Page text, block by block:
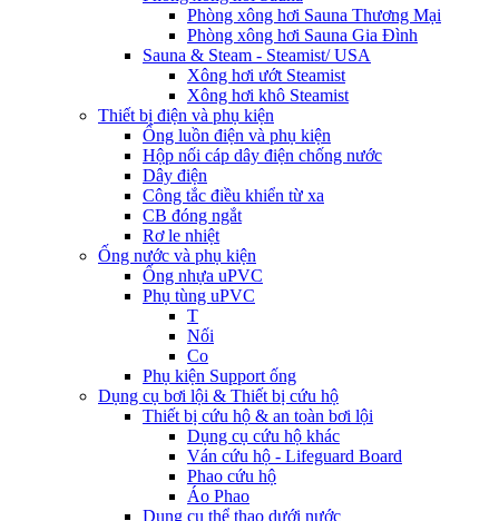
Phòng xông hơi Sauna Thương Mại
Phòng xông hơi Sauna Gia Đình
Sauna & Steam - Steamist/ USA
Xông hơi ướt Steamist
Xông hơi khô Steamist
Thiết bị điện và phụ kiện
Ống luồn điện và phụ kiện
Hộp nối cáp dây điện chống nước
Dây điện
Công tắc điều khiển từ xa
CB đóng ngắt
Rơ le nhiệt
Ống nước và phụ kiện
Ống nhựa uPVC
Phụ tùng uPVC
T
Nối
Co
Phụ kiện Support ống
Dụng cụ bơi lội & Thiết bị cứu hộ
Thiết bị cứu hộ & an toàn bơi lội
Dụng cụ cứu hộ khác
Ván cứu hộ - Lifeguard Board
Phao cứu hộ
Áo Phao
Dụng cụ thể thao dưới nước